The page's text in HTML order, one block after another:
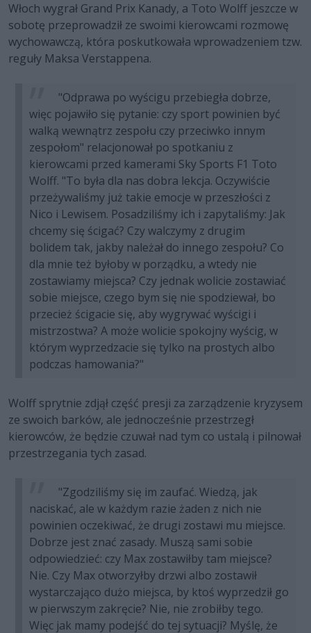
Włoch wygrał Grand Prix Kanady, a Toto Wolff jeszcze w
sobotę przeprowadził ze swoimi kierowcami rozmowę
wychowawczą, która poskutkowała wprowadzeniem tzw.
reguły Maksa Verstappena.
"Odprawa po wyścigu przebiegła dobrze,
więc pojawiło się pytanie: czy sport powinien być
walką wewnątrz zespołu czy przeciwko innym
zespołom" relacjonował po spotkaniu z
kierowcami przed kamerami Sky Sports F1 Toto
Wolff. "To była dla nas dobra lekcja. Oczywiście
przeżywaliśmy już takie emocje w przeszłości z
Nico i Lewisem. Posadziliśmy ich i zapytaliśmy: Jak
chcemy się ścigać? Czy walczymy z drugim
bolidem tak, jakby należał do innego zespołu? Co
dla mnie też byłoby w porządku, a wtedy nie
zostawiamy miejsca? Czy jednak wolicie zostawiać
sobie miejsce, czego bym się nie spodziewał, bo
przecież ścigacie się, aby wygrywać wyścigi i
mistrzostwa? A może wolicie spokojny wyścig, w
którym wyprzedzacie się tylko na prostych albo
podczas hamowania?"
Wolff sprytnie zdjął część presji za zarządzenie kryzysem
ze swoich barków, ale jednocześnie przestrzegł
kierowców, że będzie czuwał nad tym co ustalą i pilnował
przestrzegania tych zasad.
"Zgodziliśmy się im zaufać. Wiedzą, jak
naciskać, ale w każdym razie żaden z nich nie
powinien oczekiwać, że drugi zostawi mu miejsce.
Dobrze jest znać zasady. Muszą sami sobie
odpowiedzieć: czy Max zostawiłby tam miejsce?
Nie. Czy Max otworzyłby drzwi albo zostawił
wystarczająco dużo miejsca, by ktoś wyprzedził go
w pierwszym zakręcie? Nie, nie zrobiłby tego.
Więc jak mamy podejść do tej sytuacji? Myślę, że